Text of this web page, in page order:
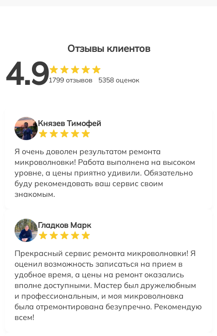
Отзывы клиентов
4.91799 отзывов 5358 оценок
Князев Тимофей
Я очень доволен результатом ремонта
микроволновки! Работа выполнена на высоком
уровне, а цены приятно удивили. Обязательно
буду рекомендовать ваш сервис своим
знакомым.
Гладков Марк
Прекрасный сервис ремонта микроволновки! Я
оценил возможность записаться на прием в
удобное время, а цены на ремонт оказались
вполне доступными. Мастер был дружелюбным
и профессиональным, и моя микроволновка
была отремонтирована безупречно. Рекомендую
всем!